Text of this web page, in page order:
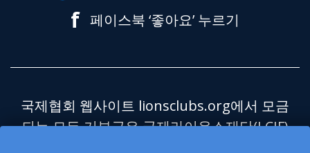
f 페이스북 ‘좋아요’ 누르기
국제협회 웹사이트 lionsclubs.org에서 모금
되는 모든 기부금은 국제라이온스재단(LCIF)